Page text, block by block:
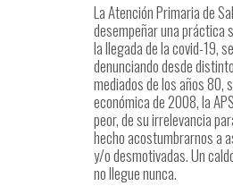
La Atención Primaria de
desempeñar una práctica
la llegada de la covid-19,
denunciando desde
mediados de los años 80,
económica de 2008, la
peor, de su irrelevancia
hecho acostumbrarnos a
y/o desmotivadas. Un
no llegue nunca.